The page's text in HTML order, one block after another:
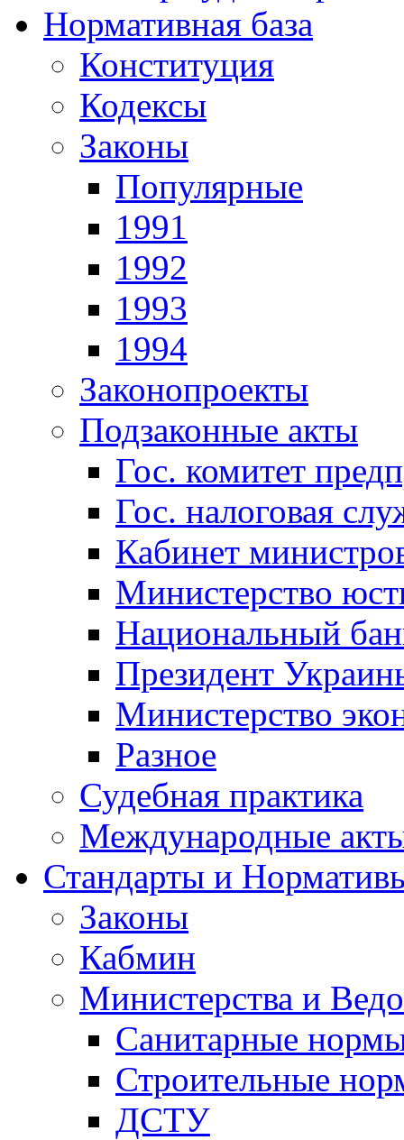
Нормативная база
Конституция
Кодексы
Законы
Популярные
1991
1992
1993
1994
Законопроекты
Подзаконные акты
Гос. комитет
Гос. налоговая
Кабинет
Министерство
Национальный
Президент
Министерство
Разное
Судебная практика
Международные
Стандарты и
Законы
Кабмин
Министерства и
Санитарные
Строительные
ДСТУ